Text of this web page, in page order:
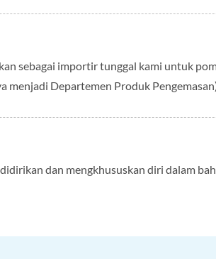
sebagai importir tunggal kami untuk
menjadi Departemen Produk
dan mengkhususkan diri dalam